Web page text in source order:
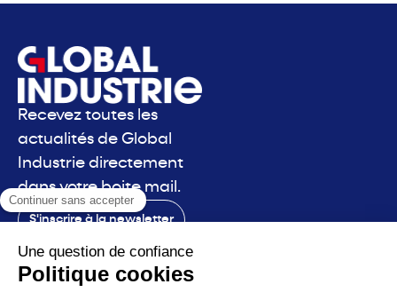
Recevez toutes les
actualités de Global
Industrie directement
dans votre boite mail.
S'inscrire à la newsletter